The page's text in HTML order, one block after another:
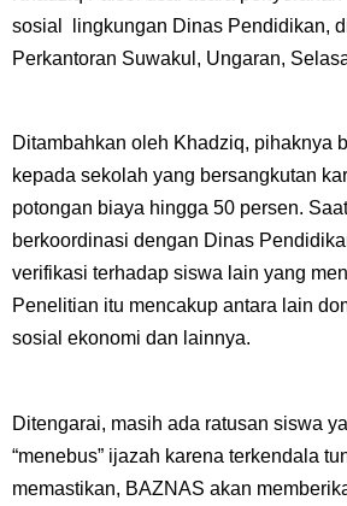
sosial lingkungan Dinas Pendidikan,
Perkantoran Suwakul, Ungaran,
Ditambahkan oleh Khadziq, pihaknya
kepada sekolah yang bersangkutan
potongan biaya hingga 50 persen.
berkoordinasi dengan Dinas
verifikasi terhadap siswa lain yang
Penelitian itu mencakup antara lain
sosial ekonomi dan lainnya.
Ditengarai, masih ada ratusan siswa
“menebus” ijazah karena terkendala
memastikan, BAZNAS akan